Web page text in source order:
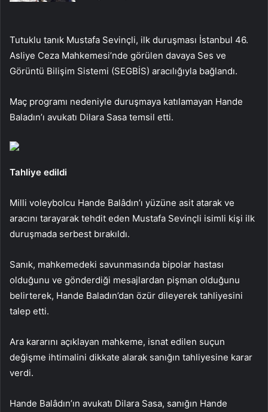
Tutuklu tanık Mustafa Sevinçli, ilk duruşması İstanbul 46.
Asliye Ceza Mahkemesi’nde görülen davaya Ses ve
Görüntü Bilişim Sistemi (SEGBİS) aracılığıyla bağlandı.
Maç programı nedeniyle duruşmaya katılamayan Hande
Baladın’ı avukatı Dilara Sasa temsil etti.
Tahliye edildi
Milli voleybolcu Hande Balâdın’ı yüzüne asit atarak ve
aracını tarayarak tehdit eden Mustafa Sevinçli isimli kişi ilk
duruşmada serbest bırakıldı.
Sanık, mahkemedeki savunmasında bipolar hastası
olduğunu ve gönderdiği mesajlardan pişman olduğunu
belirterek, Hande Baladın’dan özür dileyerek tahliyesini
talep etti.
Ara kararını açıklayan mahkeme, isnat edilen suçun
değişme ihtimalini dikkate alarak sanığın tahliyesine karar
verdi.
Hande Balâdın’ın avukatı Dilara Sasa, sanığın Hande